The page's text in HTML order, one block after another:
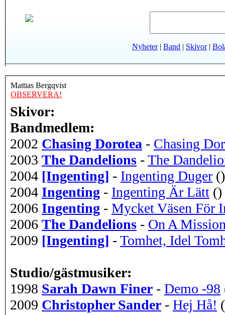
Nyheter| Band | Skivor|
Mattias Bergqvist
OBSERVERA!
Skivor:
Bandmedlem:
2002 Chasing Dorotea - Chasing
2003 The Dandelions -The
2004 [Ingenting] - Ingenting Duger ()
2004 Ingenting - Ingenting Är Lätt ()
2006 Ingenting - Mycket Väsen För
2006 The Dandelions - On A
2009 [Ingenting] -Tomhet, Idel
Studio/gästmusiker:
1998 Sarah Dawn Finer - Demo -98
2009 Christopher Sander - Hej Hå!